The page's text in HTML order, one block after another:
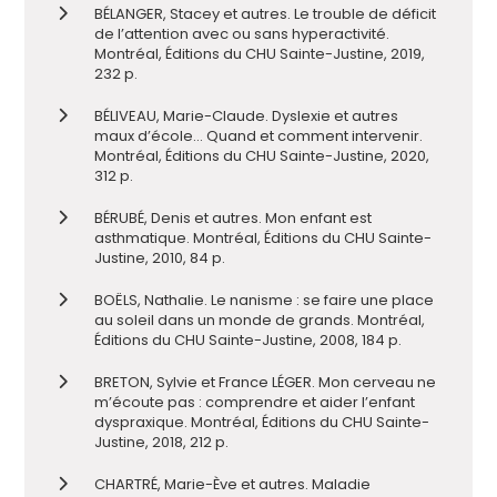
BÉLANGER, Stacey et autres. Le trouble de déficit
de l’attention avec ou sans hyperactivité.
Montréal, Éditions du CHU Sainte-Justine, 2019,
232 p.
BÉLIVEAU, Marie-Claude. Dyslexie et autres
maux d’école… Quand et comment intervenir.
Montréal, Éditions du CHU Sainte-Justine, 2020,
312 p.
BÉRUBÉ, Denis et autres. Mon enfant est
asthmatique. Montréal, Éditions du CHU Sainte-
Justine, 2010, 84 p.
BOËLS, Nathalie. Le nanisme : se faire une place
au soleil dans un monde de grands. Montréal,
Éditions du CHU Sainte-Justine, 2008, 184 p.
BRETON, Sylvie et France LÉGER. Mon cerveau ne
m’écoute pas : comprendre et aider l’enfant
dyspraxique. Montréal, Éditions du CHU Sainte-
Justine, 2018, 212 p.
CHARTRÉ, Marie-Ève et autres. Maladie